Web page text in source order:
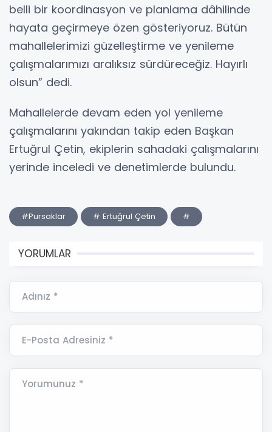
belli bir koordinasyon ve planlama dâhilinde
hayata geçirmeye özen gösteriyoruz. Bütün
mahallelerimizi güzelleştirme ve yenileme
çalışmalarımızı aralıksız sürdüreceğiz. Hayırlı
olsun” dedi.
Mahallelerde devam eden yol yenileme
çalışmalarını yakından takip eden Başkan
Ertuğrul Çetin, ekiplerin sahadaki çalışmalarını
yerinde inceledi ve denetimlerde bulundu.
#Pursaklar # Ertuğrul Çetin #
YORUMLAR
Adınız *
E-Posta Adresiniz *
Yorumunuz *